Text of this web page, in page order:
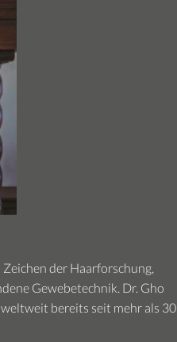
der Haarforschung,
Gewebetechnik. Dr. Gho
bereits seit mehr als 30